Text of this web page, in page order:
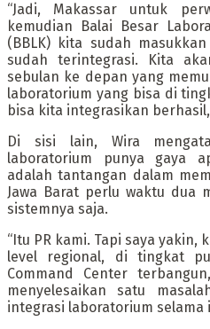
“Jadi, Makassar untuk
kemudian Balai Besar
(BBLK) kita sudah
sudah terintegrasi. Kita
sebulan ke depan yang
laboratorium yang bisa di
bisa kita integrasikan
Di sisi lain, Wira
laboratorium punya gaya
adalah tantangan dalam
Jawa Barat perlu waktu dua
sistemnya saja.
“Itu PR kami. Tapi saya
level regional, di tingkat
Command Center
menyelesaikan satu
integrasi laboratorium selama